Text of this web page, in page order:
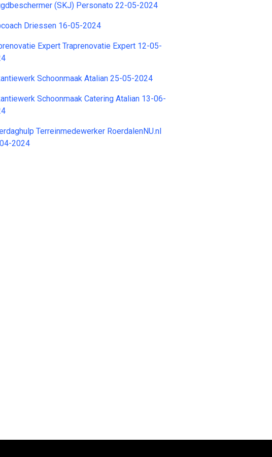
(SKJ) Personato 22-05-2024
Driessen 16-05-2024
Expert Traprenovatie Expert 12-05-
Schoonmaak Atalian 25-05-2024
Schoonmaak Catering Atalian 13-06-
Terreinmedewerker RoerdalenNU.nl
2024